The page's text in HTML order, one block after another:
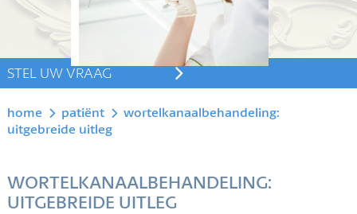
STEL UW VRAAG
home patiënt
wortelkanaalbehandeling:
uitgebreide uitleg
WORTELKANAALBEHANDELING:
UITGEBREIDE UITLEG